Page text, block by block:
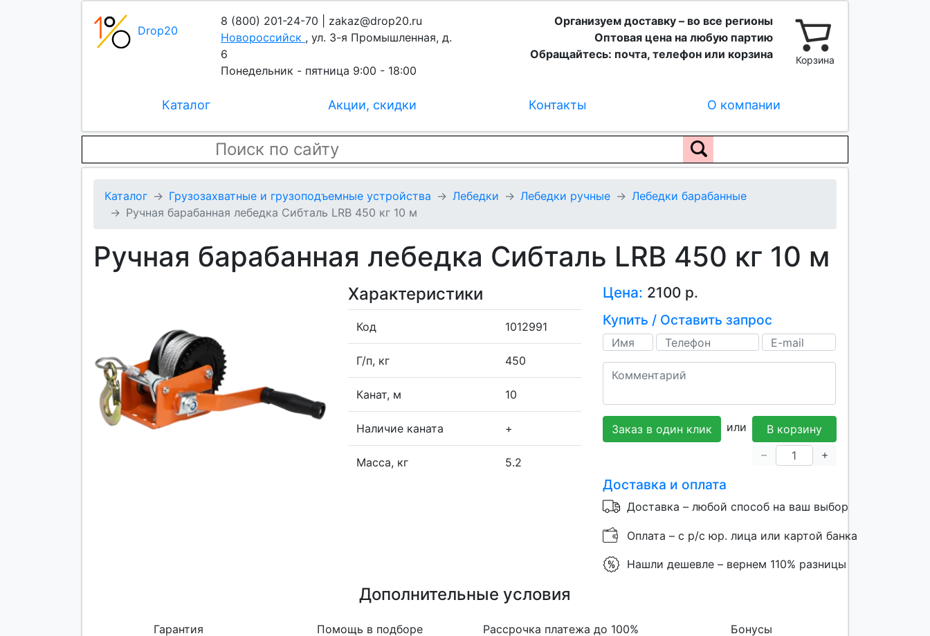
Drop20
8 (800) 201-24-70 | zakaz@drop20.ru
Новороссийск , ул. 3-я Промышленная, д.
6
Понедельник - пятница 9:00 - 18:00
Организуем доставку – во все регионы
Оптовая цена на любую партию
Обращайтесь: почта, телефон или корзина
Корзина
Каталог Акции, скидки Контакты О компании
Каталог Грузозахватные и грузоподъемные устройства Лебедки Лебедки ручные
Лебедки барабанные
Ручная барабанная лебедка Сибталь LRB 450 кг 10 м
Ручная барабанная лебедка Сибталь LRB 450 кг 10 м
Характеристики
Код 1012991
Г/п, кг 450
Канат, м 10
Наличие каната +
Масса, кг 5.2
Цена: 2100 р.
Купить / Оставить запрос
Заказ в один клик или В корзину
Доставка и оплата
Доставка – любой способ на ваш выбор
Оплата – с р/с юр. лица или картой банка
Нашли дешевле – вернем 110% разницы
Дополнительные условия
Гарантия Помощь в подборе Рассрочка платежа до 100% Бонусы